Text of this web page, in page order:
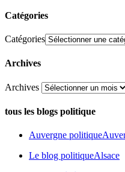
Catégories
Catégories
Archives
Archives
tous les blogs politique
Auvergne politique
Le blog politiqueAlsace